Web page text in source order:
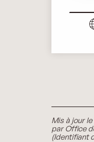
Mis à jour le
par Office
(Identifiant